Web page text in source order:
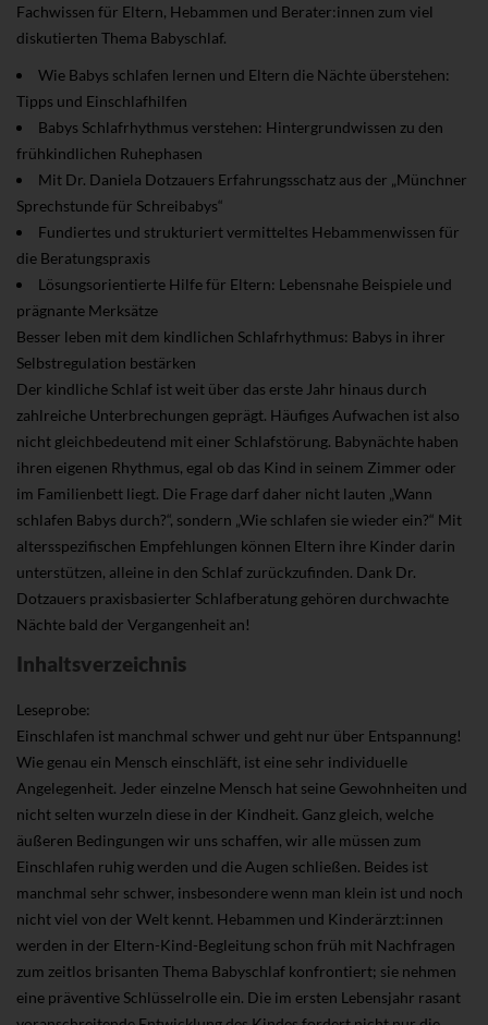
Fachwissen für Eltern, Hebammen und Berater:innen zum viel
diskutierten Thema Babyschlaf.
Wie Babys schlafen lernen und Eltern die Nächte überstehen:
Tipps und Einschlafhilfen
Babys Schlafrhythmus verstehen: Hintergrundwissen zu den
frühkindlichen Ruhephasen
Mit Dr. Daniela Dotzauers Erfahrungsschatz aus der „Münchner
Sprechstunde für Schreibabys“
Fundiertes und strukturiert vermitteltes Hebammenwissen für
die Beratungspraxis
Lösungsorientierte Hilfe für Eltern: Lebensnahe Beispiele und
prägnante Merksätze
Besser leben mit dem kindlichen Schlafrhythmus: Babys in ihrer
Selbstregulation bestärken
Der kindliche Schlaf ist weit über das erste Jahr hinaus durch
zahlreiche Unterbrechungen geprägt. Häufiges Aufwachen ist also
nicht gleichbedeutend mit einer Schlafstörung. Babynächte haben
ihren eigenen Rhythmus, egal ob das Kind in seinem Zimmer oder
im Familienbett liegt. Die Frage darf daher nicht lauten „Wann
schlafen Babys durch?“, sondern „Wie schlafen sie wieder ein?“ Mit
altersspezifischen Empfehlungen können Eltern ihre Kinder darin
unterstützen, alleine in den Schlaf zurückzufinden. Dank Dr.
Dotzauers praxisbasierter Schlafberatung gehören durchwachte
Nächte bald der Vergangenheit an!
Inhaltsverzeichnis
Leseprobe:
Einschlafen ist manchmal schwer und geht nur über Entspannung!
Wie genau ein Mensch einschläft, ist eine sehr individuelle
Angelegenheit. Jeder einzelne Mensch hat seine Gewohnheiten und
nicht selten wurzeln diese in der Kindheit. Ganz gleich, welche
äußeren Bedingungen wir uns schaffen, wir alle müssen zum
Einschlafen ruhig werden und die Augen schließen. Beides ist
manchmal sehr schwer, insbesondere wenn man klein ist und noch
nicht viel von der Welt kennt. Hebammen und Kinderärzt:innen
werden in der Eltern-Kind-Begleitung schon früh mit Nachfragen
zum zeitlos brisanten Thema Babyschlaf konfrontiert; sie nehmen
eine präventive Schlüsselrolle ein. Die im ersten Lebensjahr rasant